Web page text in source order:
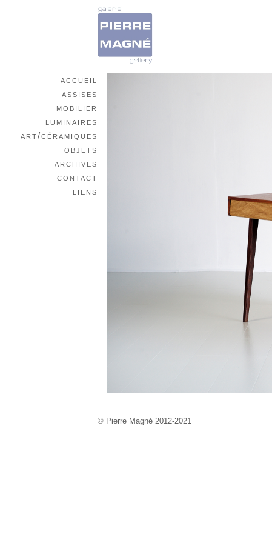
accueil
assises
mobilier
luminaires
art/céramiques
objets
archives
contact
liens
© Pierre Magné 2012-2021